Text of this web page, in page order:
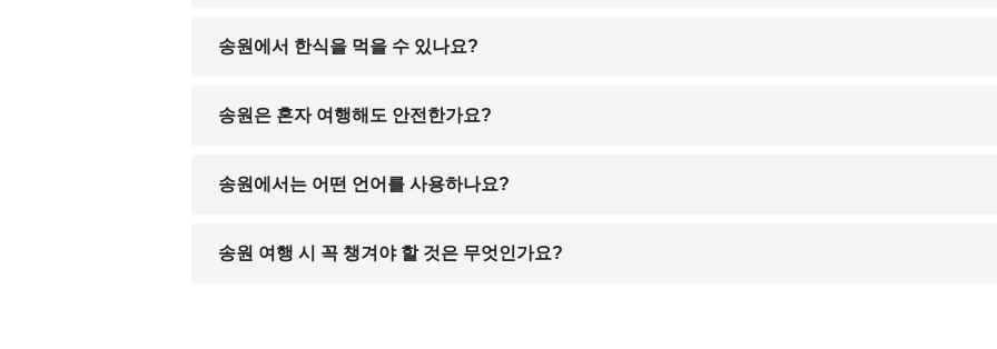
현금 외에도 알리페이, 위챗페이 등 모바일 결제가 일반적이며, 일부 상점에서는 국제 신용카드도 사용 가능합니다.
송원에서 한식을 먹을 수 있나요?
큰 호텔이나 일부 도심 지역에 한국식당이 있으며, 한류 열풍의 영향으로 한식 인지도가 높아지고 있습니다.
송원은 혼자 여행해도 안전한가요?
전반적으로 치안이 안정된 지역이지만, 야간 외출 시에는 주의가 필요하며 여행자 보험 가입도 추천드립니다.
송원에서는 어떤 언어를 사용하나요?
기본적으로 중국어를 사용하며, 한국어와 영어는 일부 호텔이나 관광지에서만 제한적으로 통용됩니다.
송원 여행 시 꼭 챙겨야 할 것은 무엇인가요?